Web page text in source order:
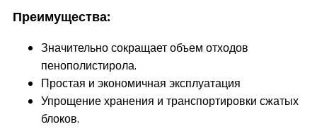
Преимущества:
Значительно сокращает объем отходов
пенополистирола.
Простая и экономичная эксплуатация
Упрощение хранения и транспортировки сжатых
блоков.